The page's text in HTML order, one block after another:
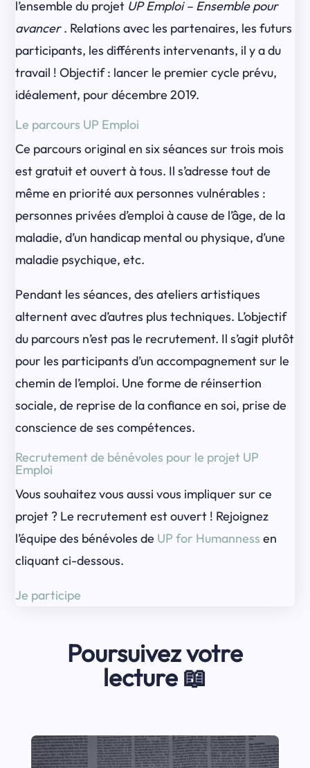
l’ensemble du projet UP Emploi – Ensemble pour
avancer. Relations avec les partenaires, les futurs
participants, les différents intervenants, il y a du
travail ! Objectif : lancer le premier cycle prévu,
idéalement, pour décembre 2019.
Le parcours UP Emploi
Ce parcours original en six séances sur trois mois
est gratuit et ouvert à tous. Il s’adresse tout de
même en priorité aux personnes vulnérables :
personnes privées d’emploi à cause de l’âge, de la
maladie, d’un handicap mental ou physique, d’une
maladie psychique, etc.
Pendant les séances, des ateliers artistiques
alternent avec d’autres plus techniques. L’objectif
du parcours n’est pas le recrutement. Il s’agit plutôt
pour les participants d’un accompagnement sur le
chemin de l’emploi. Une forme de réinsertion
sociale, de reprise de la confiance en soi, prise de
conscience de ses compétences.
Recrutement de bénévoles pour le projet UP
Emploi
Vous souhaitez vous aussi vous impliquer sur ce
projet ? Le recrutement est ouvert ! Rejoignez
l’équipe des bénévoles de UP for Humanness en
cliquant ci-dessous.
Je participe
Poursuivez votre
lecture 📖